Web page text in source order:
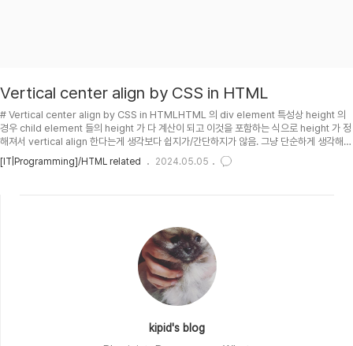
Vertical center align by CSS in HTML
# Vertical center align by CSS in HTMLHTML 의 div element 특성상 height 의
경우 child element 들의 height 가 다 계산이 되고 이것을 포함하는 식으로 height 가 정
해져서 vertical align 한다는게 생각보다 쉽지가/간단하지가 않음. 그냥 단순하게 생각해보
면 대충 이런 CSS 만 넣으면 세로 가운데 정렬이 될것 같지만 제대로 동작하지 않음. (이렇게
동작하도록 browser 들이 만들어줘도 될거 같은데 말이지 ㅡ..ㅡ)아무튼 여러가지 방법들
[IT|Programming]/HTML related 2024.05.05
kipid's blog